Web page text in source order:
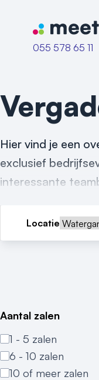
Naar home van
055 578 65 11
Hier vind je een
exclusief
interessante
Locatie
Aantal zalen
1 - 5 zalen
6 - 10 zalen
10 of meer zalen